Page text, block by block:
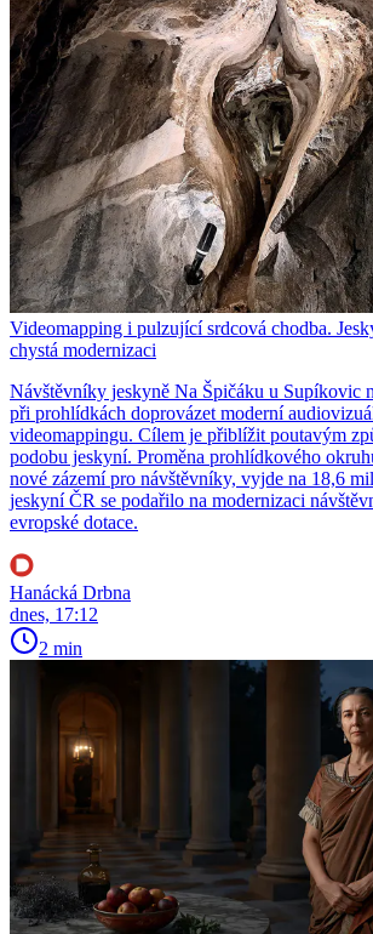
Videomapping i pulzující srdcová chodba.
chystá modernizaci
Návštěvníky jeskyně Na Špičáku u Supíkovic
při prohlídkách doprovázet moderní
videomappingu. Cílem je přiblížit poutavým
podobu jeskyní. Proměna prohlídkového
nové zázemí pro návštěvníky, vyjde na 18,6
jeskyní ČR se podařilo na modernizaci
evropské dotace.
Hanácká Drbna
dnes, 17:12
2 min